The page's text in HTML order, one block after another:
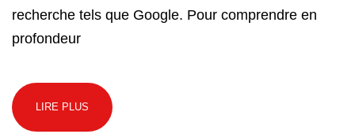
recherche tels que Google. Pour comprendre en
profondeur
LIRE PLUS